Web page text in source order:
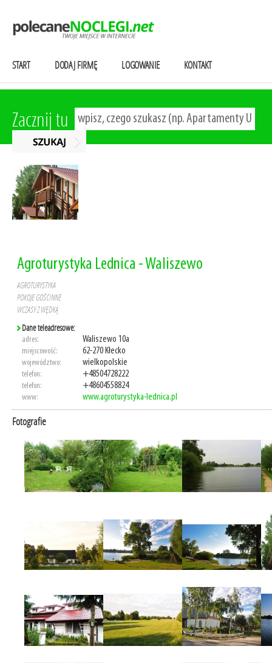
START DODAJ FIRMĘ LOGOWANIE KONTAKT
Zacznij tu
Agroturystyka Lednica - Waliszewo
AGROTURYSTYKA
POKOJE GOŚCINNE
WCZASY Z WĘDKĄ
Dane teleadresowe:
adres: Waliszewo 10a
miejscowość: 62-270 Kłecko
województwo: wielkopolskie
telefon: +48504728222
telefon: +48604558824
www: www.agroturystyka-lednica.pl
Fotografie